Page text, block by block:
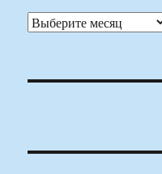
Архивы